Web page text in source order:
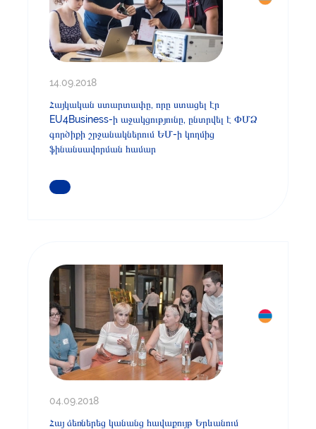
14.09.2018
Հայկական ստարտափը, որը ստացել էր
EU4Business-ի աջակցությունը, ընտրվել է ՓՄՁ
գործիքի շրջանակներում ԵՄ-ի կողմից
ֆինանսավորման համար
ԿԱՐԴԱՑԵՔ ԱՎԵԼԻՆ
04.09.2018
Հայ ձեռներեց կանանց հավաքույթ Երևանում